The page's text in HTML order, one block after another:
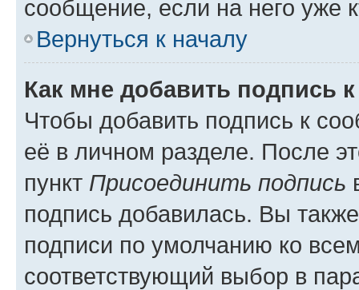
сообщение, если на него уже
Вернуться к началу
Как мне добавить подпись
Чтобы добавить подпись к
её в личном разделе. После
пункт Присоединить подпись
подпись добавилась. Вы
подписи по умолчанию ко
соответствующий выбор в